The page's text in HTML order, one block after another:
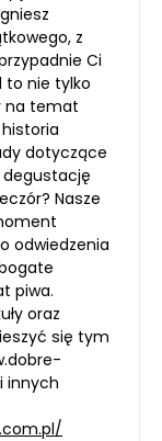
z
Ci
to nie tylko
na temat
dotyczące
degustację
Nasze
odwiedzenia
piwa.
oraz
się tym
innych